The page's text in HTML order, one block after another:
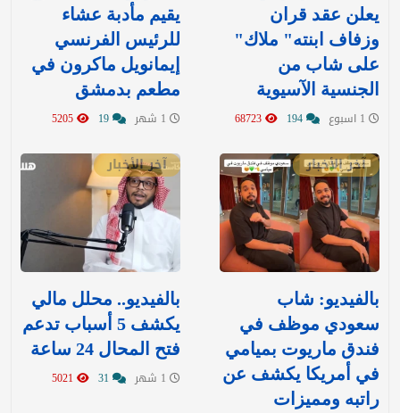
يعلن عقد قران
وزفاف ابنته" ملاك"
على شاب من
الجنسية الآسيوية
يقيم مأدبة عشاء
للرئيس الفرنسي
إيمانويل ماكرون في
مطعم بدمشق
آخر الأخبار
بالفيديو: شاب
سعودي موظف في
فندق ماريوت بميامي
في أمريكا يكشف عن
راتبه ومميزات
آخر الأخبار
بالفيديو.. محلل مالي
يكشف 5 أسباب تدعم
فتح المحال 24 ساعة